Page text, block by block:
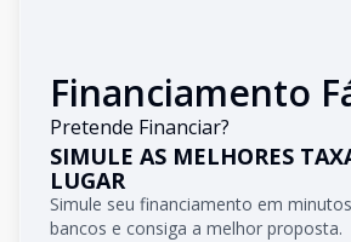
Financiamento
Pretende Financiar?
SIMULE AS MELHORES
LUGAR
Simule seu financiamento em
bancos e consiga a melhor proposta.